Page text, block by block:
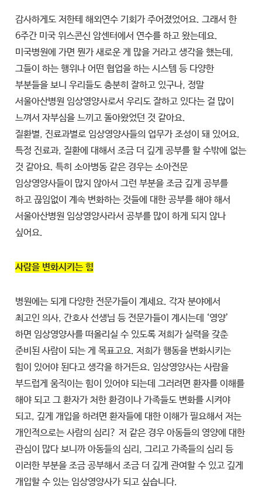
감사하게도 저한테 해외연수 기회가 주어졌었어요. 그래서 한
6주간 미국 위스콘신 암센터에서 연수를 하고 왔는데요.
미국병원에 가면 뭔가 새로운 게 많을 거라고 생각을 했는데,
그들이 하는 행위나 어떤 협업을 하는 시스템 등 다양한
부분들을 보니 우리들도 충분히 잘하고 있구나, 정말
서울아산병원 임상영양사로서 우리도 잘하고 있다는 걸 많이
느껴서 자부심을 느끼고 돌아왔었던 것 같아요.
질환별, 진료과별로 임상영양사들의 업무가 조성이 돼 있어요.
특정 진료과, 질환에 대해서 조금 더 깊게 공부를 할 수밖에 없는
것 같아요. 특히 소아병동 같은 경우는 소아전문
임상영양사들이 많지 않아서 그런 부분을 조금 깊게 공부를
하고 끊임없이 계속 변화하는 것들에 대한 공부를 해야 해서
서울아산병원 임상영양사라서 공부를 많이 하게 되지 않나
싶어요.
사람을 변화시키는 힘
병원에는 되게 다양한 전문가들이 계세요. 각자 분야에서
최고인 의사, 간호사 선생님 등 전문가들이 계시는데 ‘영양’
하면 임상영양사를 떠올리실 수 있도록 저희가 실력을 갖춘
준비된 사람이 되는 게 목표고요. 저희가 행동을 변화시키는
힘이 있어야 된다고 생각을 하거든요. 임상영양사는 사람을
부드럽게 움직이는 힘이 있어야 되는데 그러려면 환자를 이해를
해야 되고 그 환자가 처한 환경이나 가족들도 변화를 시켜야
되고, 깊게 개입을 하려면 환자들에 대한 이해가 필요해서 저는
개인적으로는 사람의 심리? 저 같은 경우 아동들의 영양에 대한
관심이 많다 보니까 아동들의 심리, 그리고 가족들의 심리 등
이러한 부분을 조금 공부해서 조금 더 깊게 관여할 수 있고 깊게
개입할 수 있는 임상영양사가 되고 싶습니다.